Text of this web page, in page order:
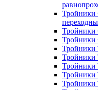
Тройники
Тройники
Тройники
Тройники
Тройники
Тройники
Тройники